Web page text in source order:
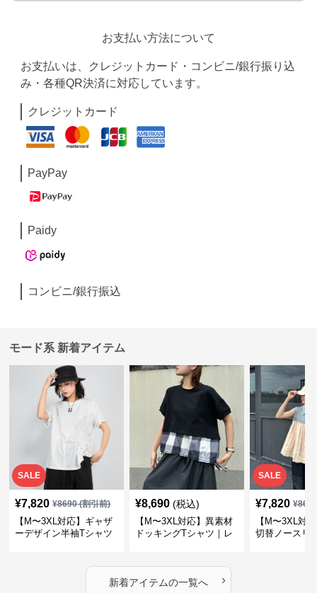
お支払い方法について
お支払いは、クレジットカード・コンビニ/銀行振り込
み・各種QR決済に対応しています。
クレジットカード
PayPay
Paidy
コンビニ/銀行振込
モード系 新着アイテム
SALE
¥7,820 ¥8690(割引前)
【M〜3XL対応】ギャザ
ーデザイン半袖Tシャツ
¥8,690 (税込)
【M〜3XL対応】異素材
ドッキングTシャツ｜レ
カバー・大人モード
SALE
¥7,820 ¥
【M〜3XL対
切替ノースリ
新着アイテムの一覧へ ›